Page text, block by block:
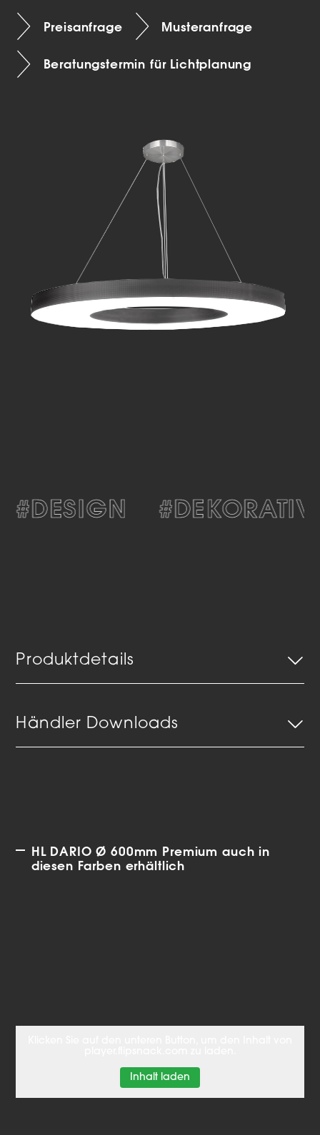
Preisanfrage Musteranfrage
Beratungstermin für Lichtplanung
#DESIGN #DEKORATIV
Produktdetails
Händler Downloads
HL DARIO Ø 600mm Premium auch in
diesen Farben erhältlich
Inhalt laden